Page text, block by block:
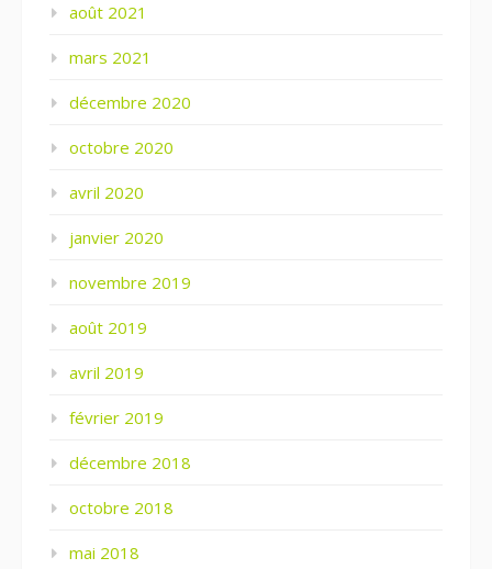
août 2021
mars 2021
décembre 2020
octobre 2020
avril 2020
janvier 2020
novembre 2019
août 2019
avril 2019
février 2019
décembre 2018
octobre 2018
mai 2018